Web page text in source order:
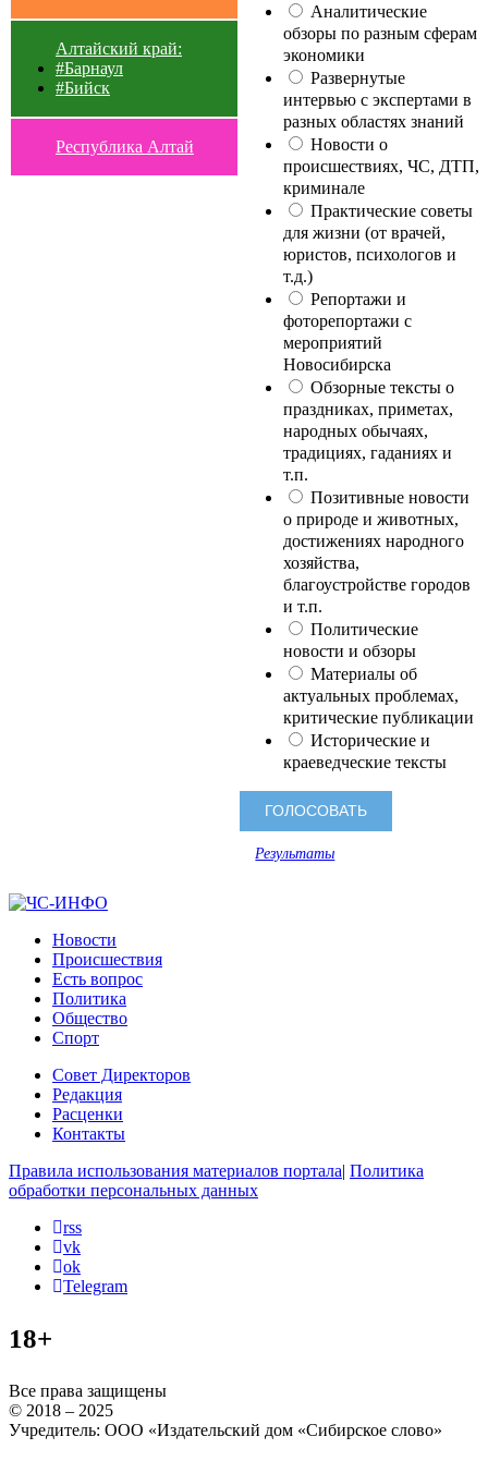
Алтайский край:
#Барнаул
#Бийск
Республика Алтай
Аналитические
обзоры по разным сферам
экономики
Развернутые
интервью с экспертами в
разных областях знаний
Новости о
происшествиях, ЧС, ДТП,
криминале
Практические советы
для жизни (от врачей,
юристов, психологов и
т.д.)
Репортажи и
фоторепортажи с
мероприятий
Новосибирска
Обзорные тексты о
праздниках, приметах,
народных обычаях,
традициях, гаданиях и
т.п.
Позитивные новости
о природе и животных,
достижениях народного
хозяйства,
благоустройстве городов
и т.п.
Политические
новости и обзоры
Материалы об
актуальных проблемах,
критические публикации
Исторические и
краеведческие тексты
Результаты
Новости
Происшествия
Есть вопрос
Политика
Общество
Спорт
Совет Директоров
Редакция
Расценки
Контакты
Правила использования материалов портала| Политика
обработки персональных данных
rss
vk
ok
Telegram
18+
Все права защищены
© 2018 – 2025
Учредитель: ООО «Издательский дом «Сибирское слово»